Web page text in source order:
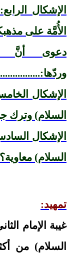
الإشكال
الأُمَّة على
دعوى أنَّ
الإشكال
السلام) وترك
الإشكال
السلام)
تمهيد:
غيبة الإمام
السلام) من